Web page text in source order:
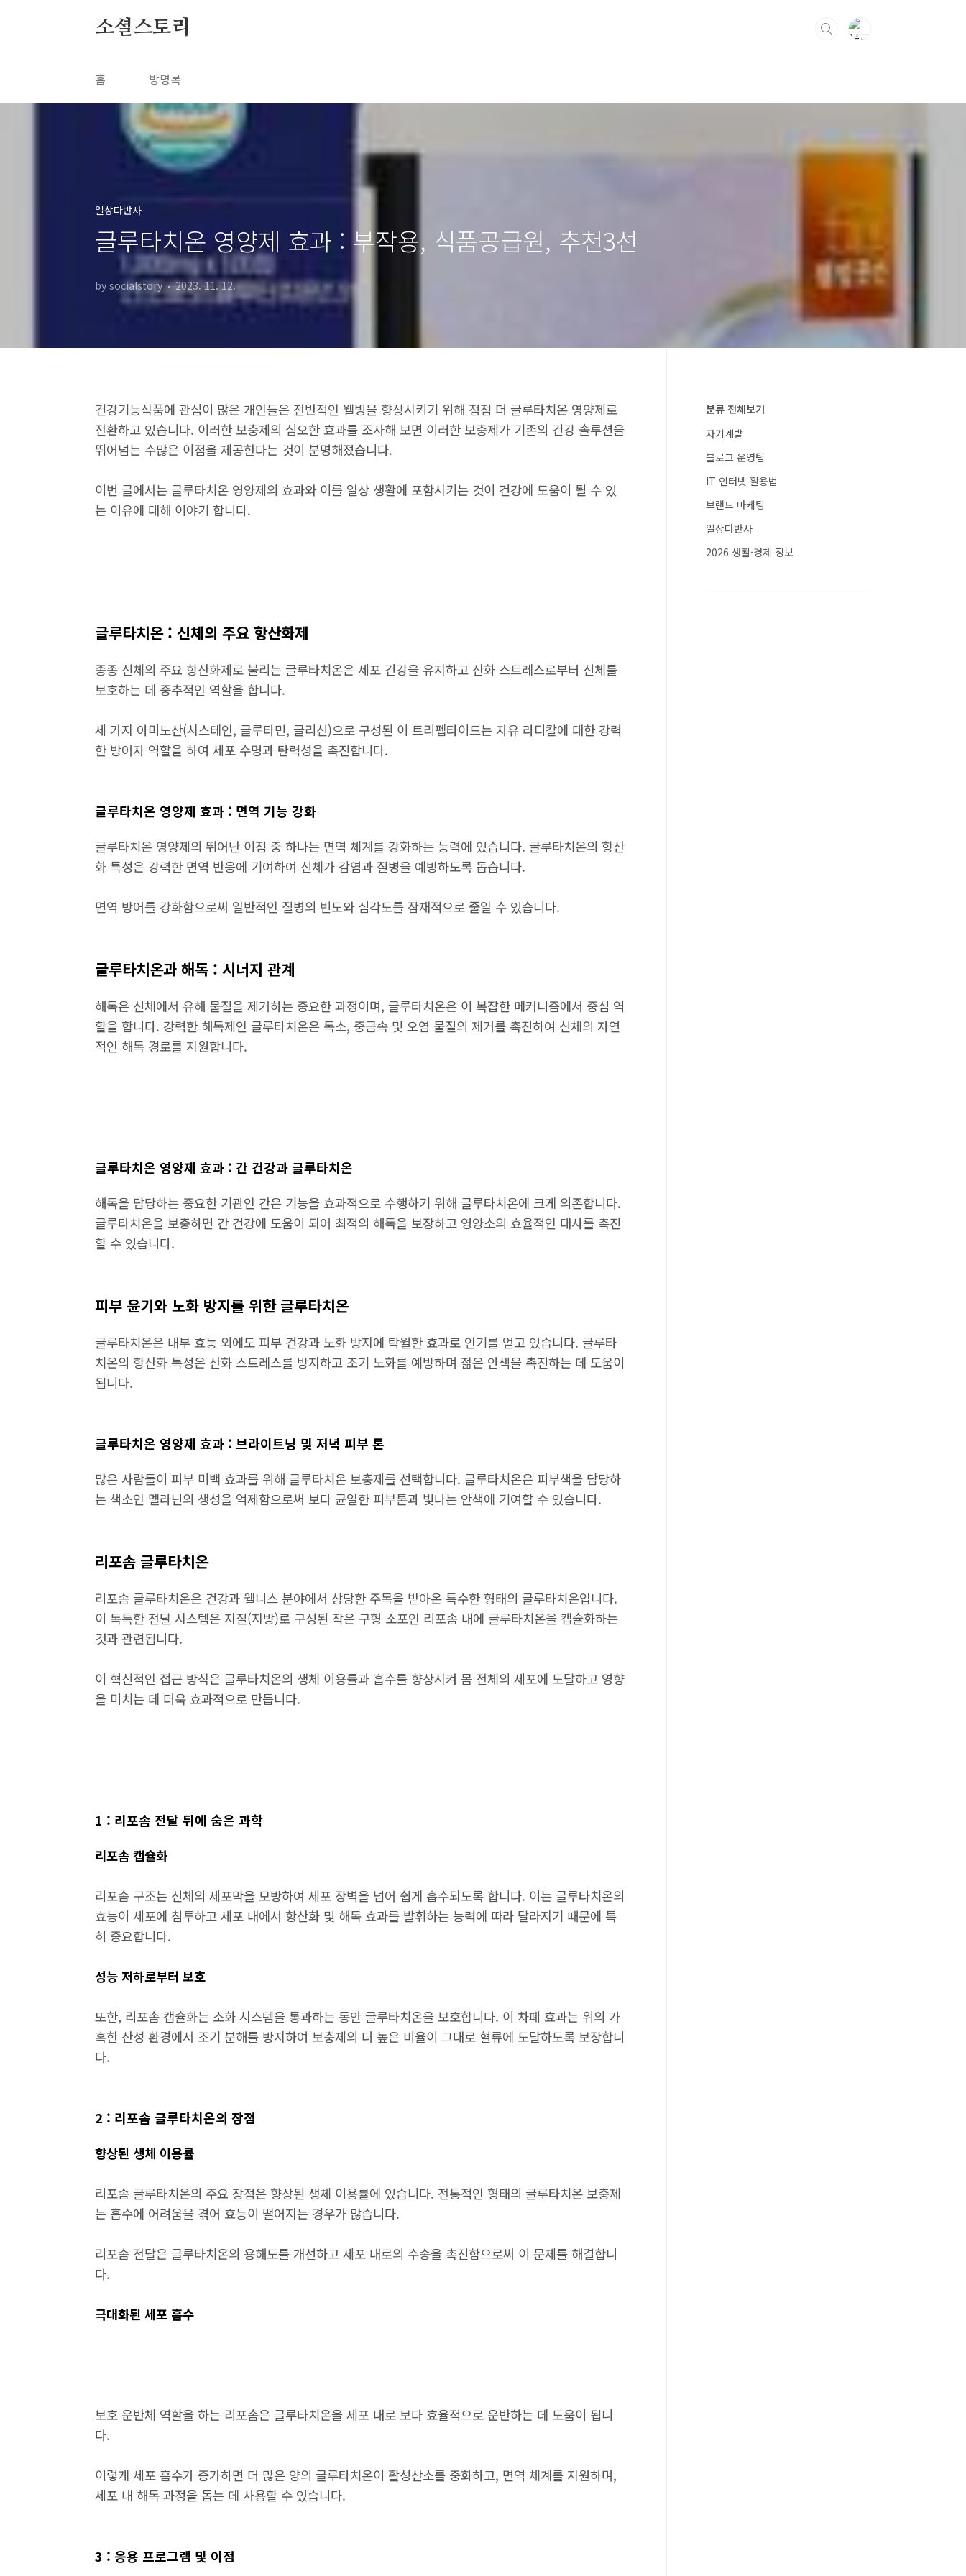
소셜스토리
홈 방명록
일상다반사
글루타치온 영양제 효과 : 부작용, 식품공급원, 추천3선
by socialstory 2023. 11. 12.
건강기능식품에 관심이 많은 개인들은 전반적인 웰빙을 향상시키기 위해 점점 더 글루타치온 영양제로
전환하고 있습니다. 이러한 보충제의 심오한 효과를 조사해 보면 이러한 보충제가 기존의 건강 솔루션을
뛰어넘는 수많은 이점을 제공한다는 것이 분명해졌습니다.
이번 글에서는 글루타치온 영양제의 효과와 이를 일상 생활에 포함시키는 것이 건강에 도움이 될 수 있
는 이유에 대해 이야기 합니다.
글루타치온 : 신체의 주요 항산화제
종종 신체의 주요 항산화제로 불리는 글루타치온은 세포 건강을 유지하고 산화 스트레스로부터 신체를
보호하는 데 중추적인 역할을 합니다.
세 가지 아미노산(시스테인, 글루타민, 글리신)으로 구성된 이 트리펩타이드는 자유 라디칼에 대한 강력
한 방어자 역할을 하여 세포 수명과 탄력성을 촉진합니다.
글루타치온 영양제 효과 : 면역 기능 강화
글루타치온 영양제의 뛰어난 이점 중 하나는 면역 체계를 강화하는 능력에 있습니다. 글루타치온의 항산
화 특성은 강력한 면역 반응에 기여하여 신체가 감염과 질병을 예방하도록 돕습니다.
면역 방어를 강화함으로써 일반적인 질병의 빈도와 심각도를 잠재적으로 줄일 수 있습니다.
글루타치온과 해독 : 시너지 관계
해독은 신체에서 유해 물질을 제거하는 중요한 과정이며, 글루타치온은 이 복잡한 메커니즘에서 중심 역
할을 합니다. 강력한 해독제인 글루타치온은 독소, 중금속 및 오염 물질의 제거를 촉진하여 신체의 자연
적인 해독 경로를 지원합니다.
글루타치온 영양제 효과 : 간 건강과 글루타치온
해독을 담당하는 중요한 기관인 간은 기능을 효과적으로 수행하기 위해 글루타치온에 크게 의존합니다.
글루타치온을 보충하면 간 건강에 도움이 되어 최적의 해독을 보장하고 영양소의 효율적인 대사를 촉진
할 수 있습니다.
피부 윤기와 노화 방지를 위한 글루타치온
글루타치온은 내부 효능 외에도 피부 건강과 노화 방지에 탁월한 효과로 인기를 얻고 있습니다. 글루타
치온의 항산화 특성은 산화 스트레스를 방지하고 조기 노화를 예방하며 젊은 안색을 촉진하는 데 도움이
됩니다.
글루타치온 영양제 효과 : 브라이트닝 및 저녁 피부 톤
많은 사람들이 피부 미백 효과를 위해 글루타치온 보충제를 선택합니다. 글루타치온은 피부색을 담당하
는 색소인 멜라닌의 생성을 억제함으로써 보다 균일한 피부톤과 빛나는 안색에 기여할 수 있습니다.
리포솜 글루타치온
리포솜 글루타치온은 건강과 웰니스 분야에서 상당한 주목을 받아온 특수한 형태의 글루타치온입니다.
이 독특한 전달 시스템은 지질(지방)로 구성된 작은 구형 소포인 리포솜 내에 글루타치온을 캡슐화하는
것과 관련됩니다.
이 혁신적인 접근 방식은 글루타치온의 생체 이용률과 흡수를 향상시켜 몸 전체의 세포에 도달하고 영향
을 미치는 데 더욱 효과적으로 만듭니다.
1 : 리포솜 전달 뒤에 숨은 과학
리포솜 캡슐화
리포솜 구조는 신체의 세포막을 모방하여 세포 장벽을 넘어 쉽게 흡수되도록 합니다. 이는 글루타치온의
효능이 세포에 침투하고 세포 내에서 항산화 및 해독 효과를 발휘하는 능력에 따라 달라지기 때문에 특
히 중요합니다.
성능 저하로부터 보호
또한, 리포솜 캡슐화는 소화 시스템을 통과하는 동안 글루타치온을 보호합니다. 이 차폐 효과는 위의 가
혹한 산성 환경에서 조기 분해를 방지하여 보충제의 더 높은 비율이 그대로 혈류에 도달하도록 보장합니
다.
2 : 리포솜 글루타치온의 장점
향상된 생체 이용률
리포솜 글루타치온의 주요 장점은 향상된 생체 이용률에 있습니다. 전통적인 형태의 글루타치온 보충제
는 흡수에 어려움을 겪어 효능이 떨어지는 경우가 많습니다.
리포솜 전달은 글루타치온의 용해도를 개선하고 세포 내로의 수송을 촉진함으로써 이 문제를 해결합니
다.
극대화된 세포 흡수
보호 운반체 역할을 하는 리포솜은 글루타치온을 세포 내로 보다 효율적으로 운반하는 데 도움이 됩니
다.
이렇게 세포 흡수가 증가하면 더 많은 양의 글루타치온이 활성산소를 중화하고, 면역 체계를 지원하며,
세포 내 해독 과정을 돕는 데 사용할 수 있습니다.
3 : 응용 프로그램 및 이점
분류 전체보기
자기계발
블로그 운영팁
IT 인터넷 활용법
브랜드 마케팅
일상다반사
2026 생활·경제 정보